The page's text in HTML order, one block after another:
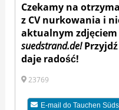
Czekamy na
z CV nurkowania i
aktualnym
suedstrand.de!
daje radość!
23769
E-mail doTauchen